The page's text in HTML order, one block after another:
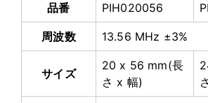
品番 PIH020056
周波数 13.56 MHz ±3%
サイズ
20 x 56 mm(長
さ x 幅)